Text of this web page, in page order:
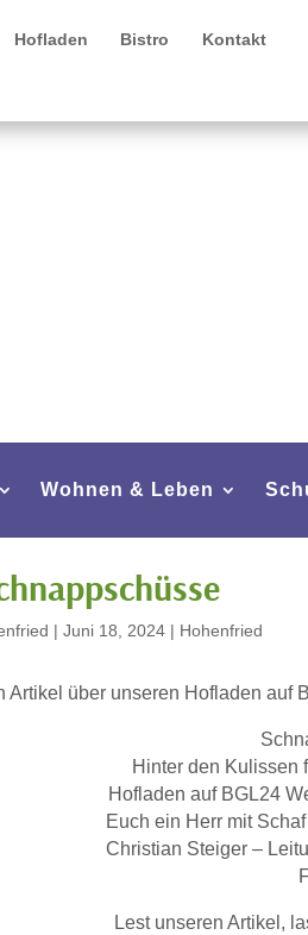
Hofladen Bistro
Kontakt
Wohnen & Leben
| Juni 18, 2024| Hohenfried
Artikel über unseren Hofladen auf
Hinter den Kulissen
Hofladen auf BGL24
Euch ein Herr mit
Christian Steiger –
Lest unseren Artikel,